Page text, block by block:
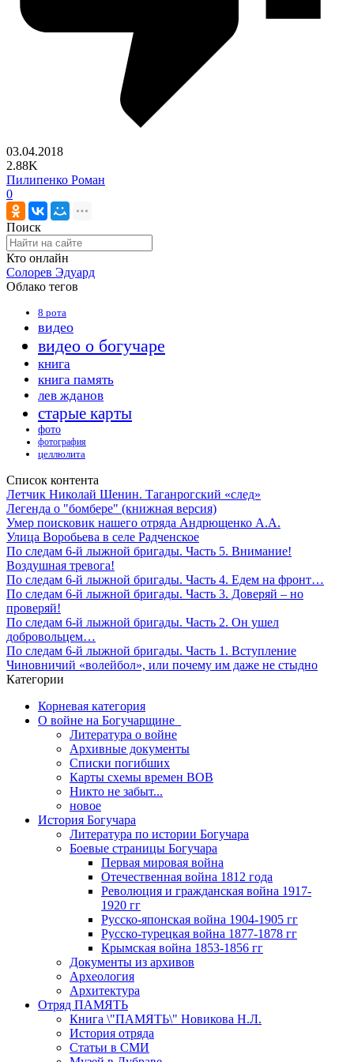
03.04.2018
2.88K
Пилипенко Роман
0
Поиск
Кто онлайн
Солорев Эдуард
Облако тегов
8 рота
видео
видео о богучаре
книга
книга память
лев жданов
старые карты
фото
фотография
целлюлита
Список контента
Летчик Николай Шенин. Таганрогский «след»
Легенда о "бомбере" (книжная версия)
Умер поисковик нашего отряда Андрющенко А.А.
Улица Воробьева в селе Радченское
По следам 6-й лыжной бригады. Часть 5. Внимание!
Воздушная тревога!
По следам 6-й лыжной бригады. Часть 4. Едем на фронт…
По следам 6-й лыжной бригады. Часть 3. Доверяй – но
проверяй!
По следам 6-й лыжной бригады. Часть 2. Он ушел
добровольцем…
По следам 6-й лыжной бригады. Часть 1. Вступление
Чиновничий «волейбол», или почему им даже не стыдно
Категории
Корневая категория
О войне на Богучарщине_
Литература о войне
Архивные документы
Списки погибших
Карты схемы времен ВОВ
Никто не забыт...
новое
История Богучара
Литература по истории Богучара
Боевые страницы Богучара
Первая мировая война
Отечественная война 1812 года
Революция и гражданская война 1917-
1920 гг
Русско-японская война 1904-1905 гг
Русско-турецкая война 1877-1878 гг
Крымская война 1853-1856 гг
Документы из архивов
Археология
Архитектура
Отряд ПАМЯТЬ
Книга \"ПАМЯТЬ\" Новикова Н.Л.
История отряда
Статьи в СМИ